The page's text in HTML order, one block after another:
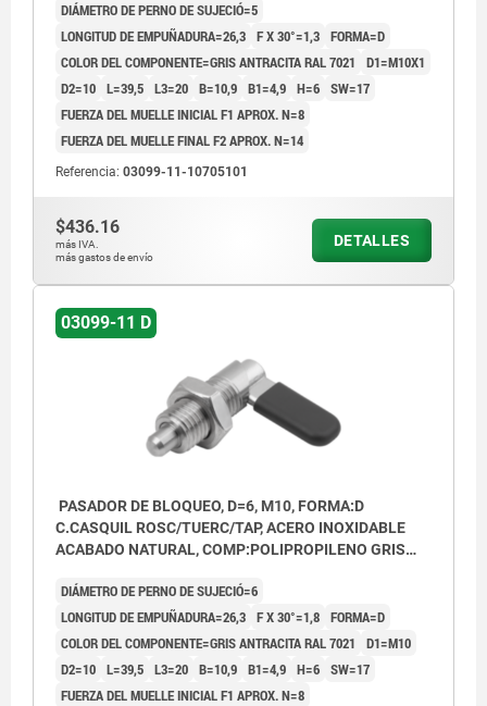
DIÁMETRO DE PERNO DE SUJECIÓ=5
LONGITUD DE EMPUÑADURA=26,3 F X 30°=1,3 FORMA=D
COLOR DEL COMPONENTE=GRIS ANTRACITA RAL 7021
D1=M10X1
D2=10 L=39,5 L3=20 B=10,9 B1=4,9 H=6 SW=17
FUERZA DEL MUELLE INICIAL F1 APROX. N=8
FUERZA DEL MUELLE FINAL F2 APROX. N=14
Referencia: 03099-11-10705101
$436.16
más IVA.
más gastos de envío
DETALLES
03099-11 D
PASADOR DE BLOQUEO, D=6, M10, FORMA:D
C.CASQUIL ROSC/TUERC/TAP, ACERO INOXIDABLE
ACABADO NATURAL, COMP:POLIPROPILENO GRIS
DIÁMETRO DE PERNO DE SUJECIÓ=6
LONGITUD DE EMPUÑADURA=26,3 F X 30°=1,8 FORMA=D
COLOR DEL COMPONENTE=GRIS ANTRACITA RAL 7021
D1=M10
D2=10 L=39,5 L3=20 B=10,9 B1=4,9 H=6 SW=17
FUERZA DEL MUELLE INICIAL F1 APROX. N=8